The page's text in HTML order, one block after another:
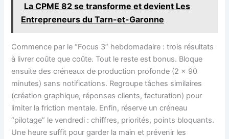
La CPME 82 se transforme et devient Les
Entrepreneurs du Tarn-et-Garonne
Commence par le “Focus 3” hebdomadaire : trois résultats
à livrer coûte que coûte. Tout le reste est bonus. Bloque
ensuite des créneaux de production profonde (2 × 90
minutes) sans notifications. Regroupe tâches similaires
(création graphique, réponses clients, facturation) pour
limiter la friction mentale. Enfin, réserve un créneau
“pilotage” le vendredi : chiffres, priorités, points bloquants.
Une heure suffit pour garder la main et prévenir les